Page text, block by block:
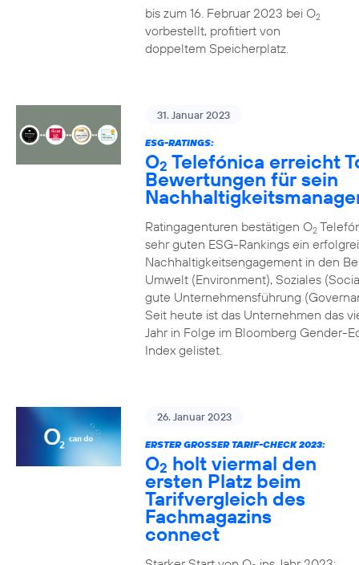
bis zum 16. Februar 2023 bei O2
vorbestellt, profitiert von
doppeltem Speicherplatz.
31. Januar 2023
ESG-RATINGS:
O2 Telefónica erreicht
Bewertungen für sein
Ratingagenturen bestätigen O2
sehr guten ESG-Rankings ein
Nachhaltigkeitsengagement in den
Umwelt (Environment), Soziales
gute Unternehmensführung
Seit heute ist das Unternehmen das
Jahr in Folge im Bloomberg Gender-
Index gelistet.
26. Januar 2023
ERSTER GROSSER TARIF-CHECK 2023:
O2 holt viermal den
ersten Platz beim
Tarifvergleich des
Fachmagazins
connect